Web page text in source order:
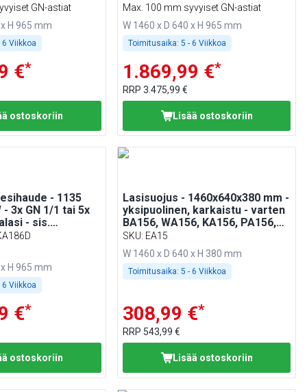
GN-astiat
H 965 mm
6 Viikkoa
€*
ostoskoriin
Max. 100 mm syvyiset GN-astiat
W 1460 x D 640 x H 965 mm
Toimitusaika: 5 - 6 Viikkoa
1.869,99 €*
RRP 3.475,99 €
Lisää ostoskoriin
- 1135
- 3x GN 1/1 tai 5x
- sis.
H 965 mm
6 Viikkoa
€*
ostoskoriin
Lasisuojus - 1460x640x380 mm -
yksipuolinen, karkaistu - varten
BA156, WA156, KA156, PA156,
EA156
SKU: EA15
W 1460 x D 640 x H 380 mm
Toimitusaika: 5 - 6 Viikkoa
308,99 €*
RRP 543,99 €
Lisää ostoskoriin